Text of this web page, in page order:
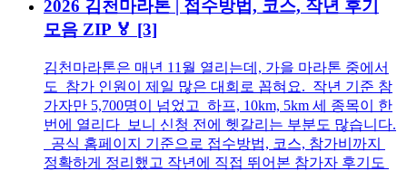
2026 김천마라톤 | 접수방법, 코스, 작년 후기
모음 ZIP 🏅 [3]
김천마라톤은 매년 11월 열리는데, 가을 마라톤 중에서
도 참가 인원이 제일 많은 대회로 꼽혀요. 작년 기준 참
가자만 5,700명이 넘었고 하프, 10km, 5km 세 종목이 한
번에 열리다 보니 신청 전에 헷갈리는 부분도 많습니다.
공식 홈페이지 기준으로 접수방법, 코스, 참가비까지
정확하게 정리했고 작년에 직접 뛰어본 참가자 후기도